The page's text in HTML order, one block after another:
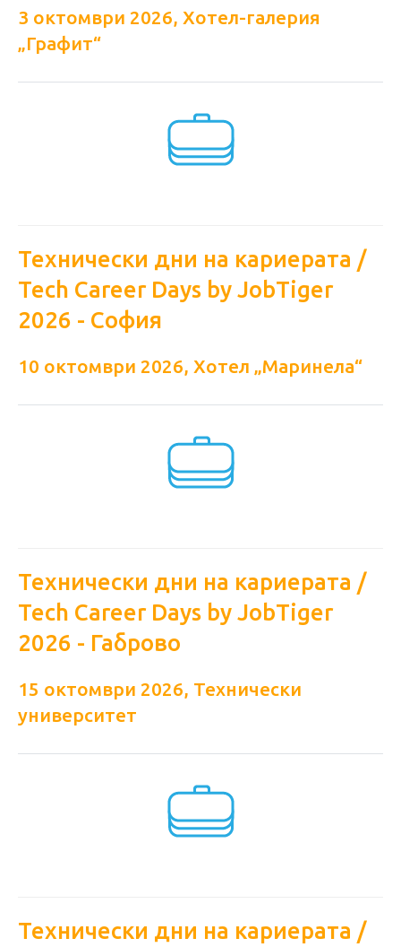
3 октомври 2026, Хотел-галерия
„Графит“
Технически дни на кариерата /
Tech Career Days by JobTiger
2026 - София
10 октомври 2026, Хотел „Маринела“
Технически дни на кариерата /
Tech Career Days by JobTiger
2026 - Габрово
15 октомври 2026, Технически
университет
Технически дни на кариерата /